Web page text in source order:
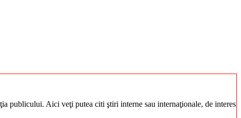
publicului. Aici veţi putea citi ştiri interne sau internaţionale, de interes